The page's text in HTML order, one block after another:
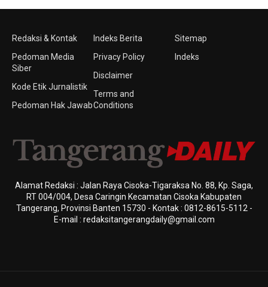
Redaksi & Kontak
Pedoman Media
Siber
Kode Etik Jurnalistik
Pedoman Hak Jawab
Indeks Berita
Privacy Policy
Disclaimer
Terms and
Conditions
Sitemap
Indeks
Alamat Redaksi : Jalan Raya Cisoka-Tigaraksa No. 88, Kp. Saga,
RT 004/004, Desa Caringin Kecamatan Cisoka Kabupaten
Tangerang, Provinsi Banten 15730 - Kontak : 0812-8615-5112 -
E-mail : redaksitangerangdaily@gmail.com